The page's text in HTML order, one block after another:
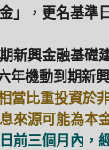
」，更名基準
新興金融基礎
年機動到期新
當比重投資於
來源可能為本
前三個月內，